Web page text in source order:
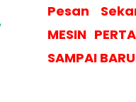
Pesan
MESIN
SAMPAI